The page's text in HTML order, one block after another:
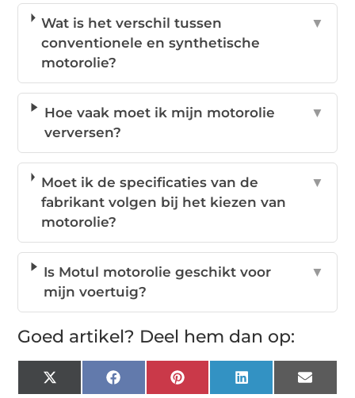
Wat is het verschil tussen
conventionele en synthetische
motorolie?
▼
Hoe vaak moet ik mijn motorolie
verversen?
▼
Moet ik de specificaties van de
fabrikant volgen bij het kiezen van
motorolie?
▼
Is Motul motorolie geschikt voor
mijn voertuig?
▼
Goed artikel? Deel hem dan op:
X
FacebookPinterestLinkedInEmail